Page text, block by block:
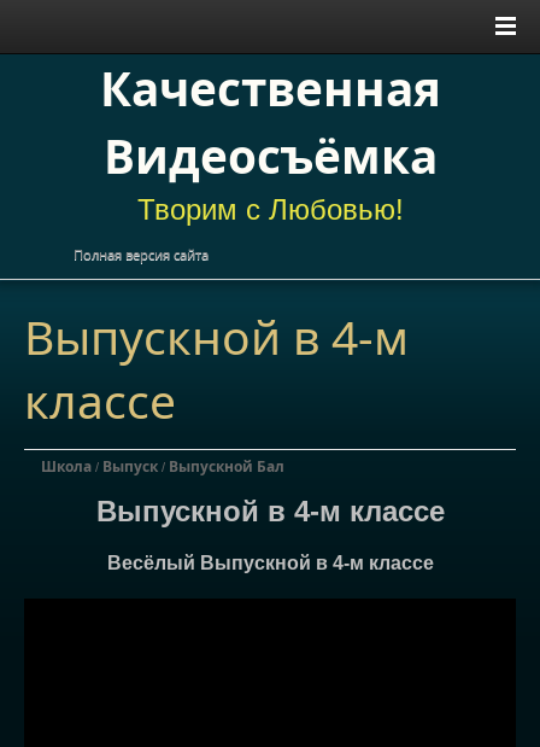
Качественная
Видеосъёмка
Творим с Любовью!
Полная версия сайта
Выпускной в 4-м
классе
Школа / Выпуск / Выпускной Бал
Выпускной в 4-м классе
Весёлый Выпускной в 4-м классе